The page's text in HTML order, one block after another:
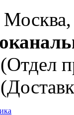
(Отдел